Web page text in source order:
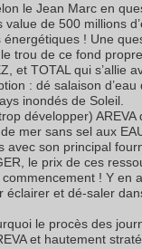
le Jean Marc en
de 500 millions
! Une
trou de ce fond
et TOTAL qui s’allie
: dé salaison
inondés de Soleil.
développer)
mer sans sel aux
avec son principal
le prix de ces
commencement ! Y en
éclairer et dé-saler
le procès des
et hautement